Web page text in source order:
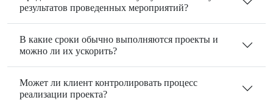
результатов проведенных мероприятий?
В какие сроки обычно выполняются проекты и
можно ли их ускорить?
Может ли клиент контролировать процесс
реализации проекта?